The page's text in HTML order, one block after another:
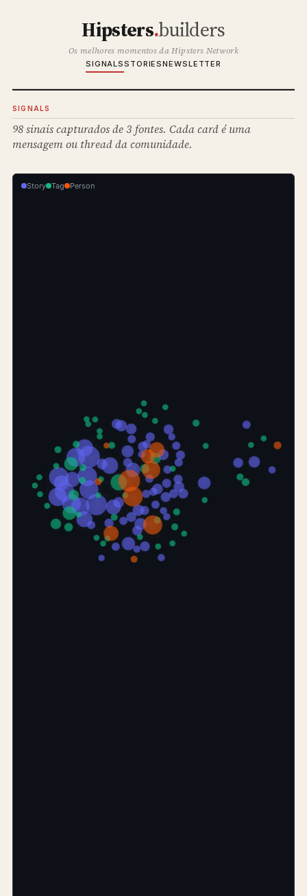
Hipsters.builders
Os melhores momentos da Hipsters Network
SIGNALSSTORIESNEWSLETTER
SIGNALS
98 sinais capturados de 3 fontes. Cada card é uma
mensagem ou thread da comunidade.
Story Tag Person